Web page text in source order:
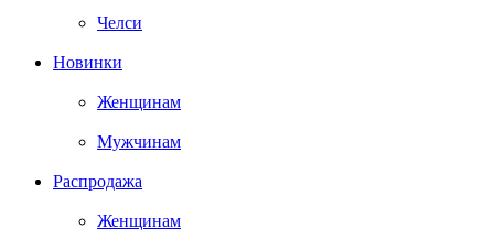
Челси
Новинки
Женщинам
Мужчинам
Распродажа
Женщинам